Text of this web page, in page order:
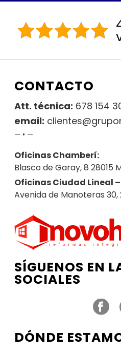
CONTACTO
Att. técnica: 678 154
email:
— • —
Oficinas Chamberí:
Blasco de Garay, 8 28015
Oficinas Ciudad Lineal
Avenida de Manoteras
SÍGUENOS EN
SOCIALES
DÓNDE